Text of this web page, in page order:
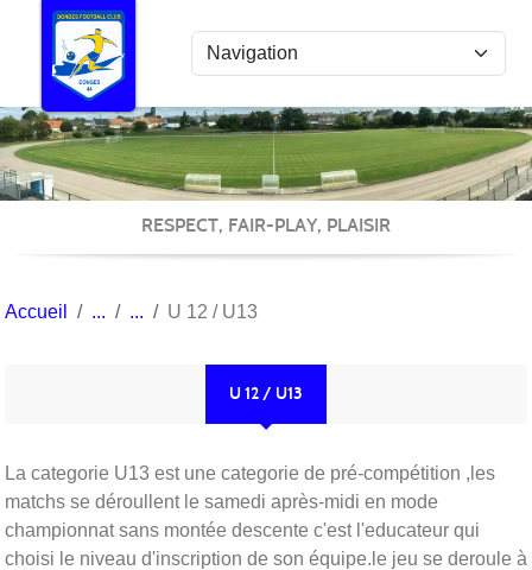
RESPECT, FAIR-PLAY, PLAISIR
Accueil U 12 / U13
U 12 / U13
La categorie U13 est une categorie de pré-compétition ,les
matchs se déroullent le samedi après-midi en mode
championnat sans montée descente c'est l'educateur qui
choisi le niveau d'inscription de son équipe.le jeu se deroule à
Panneau de gestion des cookies